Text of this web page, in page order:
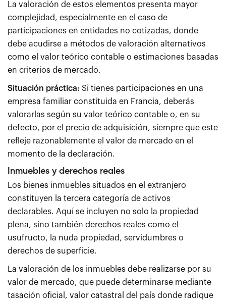
La valoración de estos elementos presenta mayor
complejidad, especialmente en el caso de
participaciones en entidades no cotizadas, donde
debe acudirse a métodos de valoración alternativos
como el valor teórico contable o estimaciones basadas
en criterios de mercado.
Situación práctica: Si tienes participaciones en una
empresa familiar constituida en Francia, deberás
valorarlas según su valor teórico contable o, en su
defecto, por el precio de adquisición, siempre que este
refleje razonablemente el valor de mercado en el
momento de la declaración.
Inmuebles y derechos reales
Los bienes inmuebles situados en el extranjero
constituyen la tercera categoría de activos
declarables. Aquí se incluyen no solo la propiedad
plena, sino también derechos reales como el
usufructo, la nuda propiedad, servidumbres o
derechos de superficie.
La valoración de los inmuebles debe realizarse por su
valor de mercado, que puede determinarse mediante
tasación oficial, valor catastral del país donde radique